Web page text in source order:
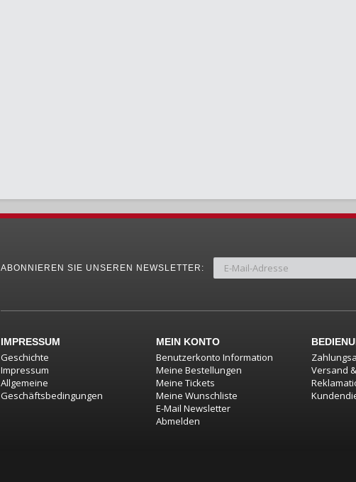
ABONNIEREN SIE UNSEREN NEWSLETTER:
IMPRESSUM
Geschichte
Impressum
Allgemeine
Geschäftsbedingungen
MEIN KONTO
Benutzerkonto Information
Meine Bestellungen
Meine Tickets
Meine Wunschliste
E-Mail Newsletter
Abmelden
Versand